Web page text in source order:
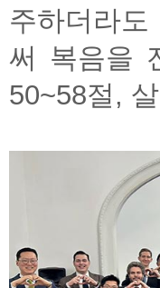
주하더라
써 복음을
50~58절,